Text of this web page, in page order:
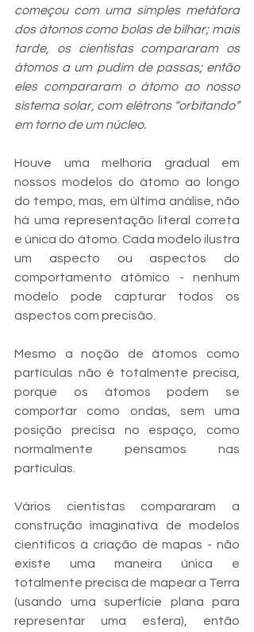
começou com uma simples metáfora
dos átomos como bolas de bilhar; mais
tarde, os cientistas compararam os
átomos a um pudim de passas; então
eles compararam o átomo ao nosso
sistema solar, com elétrons “orbitando”
em torno de um núcleo.
Houve uma melhoria gradual em
nossos modelos do átomo ao longo
do tempo, mas, em última análise, não
há uma representação literal correta
e única do átomo. Cada modelo ilustra
um aspecto ou aspectos do
comportamento atômico - nenhum
modelo pode capturar todos os
aspectos com precisão.
Mesmo a noção de átomos como
partículas não é totalmente precisa,
porque os átomos podem se
comportar como ondas, sem uma
posição precisa no espaço, como
normalmente pensamos nas
partículas.
Vários cientistas compararam a
construção imaginativa de modelos
científicos à criação de mapas - não
existe uma maneira única e
totalmente precisa de mapear a Terra
(usando uma superfície plana para
representar uma esfera), então